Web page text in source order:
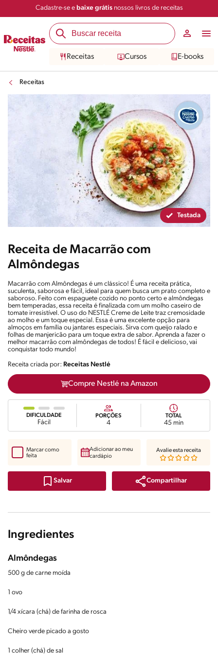
Cadastre-se e baixe grátisnossos livros de receitas
Receitas Cursos E-books
Receitas
Salvar Compartilhar
Testada
Receita de Macarrão com
Almôndegas
Macarrão com Almôndegas é um clássico! É uma receita prática,
suculenta, saborosa e fácil, ideal para quem busca um prato completo e
saboroso. Feito com espaguete cozido no ponto certo e almôndegas
bem temperadas, essa receita é finalizada com um molho caseiro de
tomate irresistível. O uso do NESTLÉ Creme de Leite traz cremosidade
ao molho e um toque especial. Essa é uma excelente opção para
almoços em família ou jantares especiais. Sirva com queijo ralado e
folhas de manjericão para um toque extra de sabor. Aprenda a fazer o
melhor macarrão com almôndegas de todos! É fácil e delicioso, vai
conquistar todo mundo!
Receita criada por: Receitas Nestlé
Compre Nestlé na Amazon
DIFICULDADE
Fácil
PORÇÕES
4
TOTAL
45 min
Salvar Compartilhar
Marcar como
feita
Adicionar ao meu
cardápio
Avalie esta receita
Ingredientes
Almôndegas
500 g de carne moída
1 ovo
1/4 xícara (chá) de farinha de rosca
Cheiro verde picado a gosto
1 colher (chá) de sal